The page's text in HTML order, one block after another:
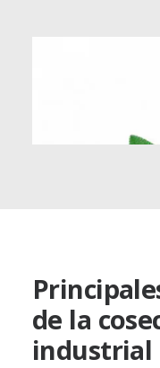
de la
industrial